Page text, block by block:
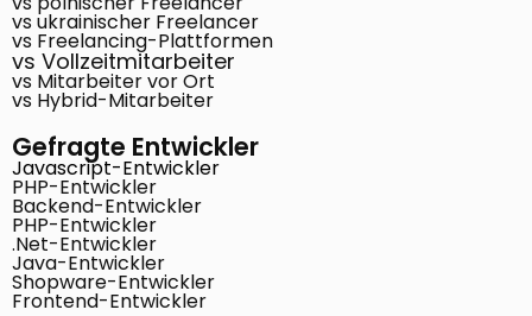
vs ukrainischer Freelancer
vs Freelancing-Plattformen
vs Vollzeitmitarbeiter
vs Mitarbeiter vor Ort
vs Hybrid-Mitarbeiter
Gefragte Entwickler
Javascript-Entwickler
PHP-Entwickler
Backend-Entwickler
PHP-Entwickler
.Net-Entwickler
Java-Entwickler
Shopware-Entwickler
Frontend-Entwickler